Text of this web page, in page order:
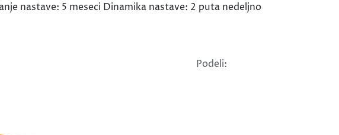
nastave: 5 meseci Dinamika nastave: 2 puta nedeljno
Podeli: